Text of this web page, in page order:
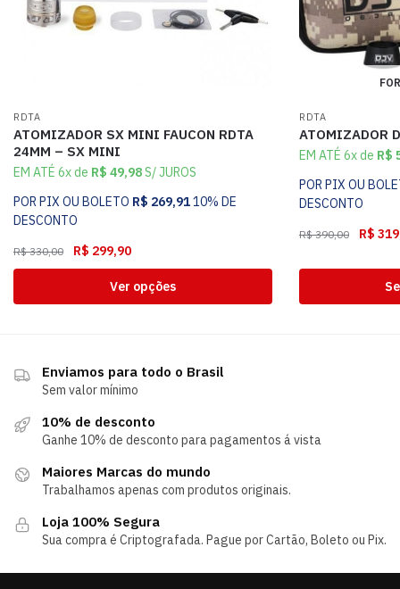
RDTA
ATOMIZADOR SX MINI FAUCON RDTA
24MM – SX MINI
EM ATÉ 6x de R$ 49,98S/ JUROS
POR PIX OU BOLETO R$ 269,9110% DE
DESCONTO
R$330,00 R$ 299,90
Ver opções
RDTA
ATOMIZADOR
EM ATÉ 6x de R$
POR PIX OU
DESCONTO
R$390,00 R$
Enviamos para todo o Brasil
Sem valor mínimo
10% de desconto
Ganhe 10% de desconto para pagamentos á vista
Maiores Marcas do mundo
Trabalhamos apenas com produtos originais.
Loja 100% Segura
Sua compra é Criptografada. Pague por Cartão, Boleto ou Pix.